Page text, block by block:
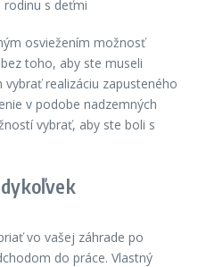
osviežením možnosť
toho, aby ste museli
realizáciu zapusteného
v podobe nadzemných
vybrať, aby ste boli s
vo vašej záhrade po
do práce. Vlastný